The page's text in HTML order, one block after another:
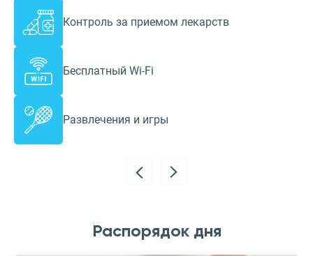
Контроль за приемом лекарств
Бесплатный Wi-Fi
Развлечения и игры
Распорядок дня